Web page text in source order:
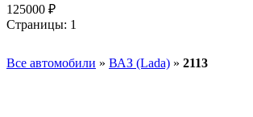
125000 ₽
Страницы: 1
Все автомобили » ВАЗ (Lada) » 2113